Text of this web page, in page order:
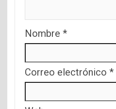
Nombre *
Correo electrónico *